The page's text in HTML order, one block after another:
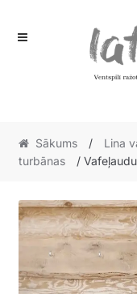
Skip
Skip
Sākums /
Lina
turbānas
/